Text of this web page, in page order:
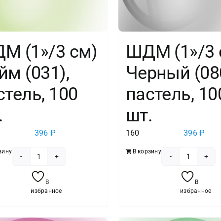
(1»/3 см)
(031),
100
396 ₽
товара
ШДМ
см)
В
избранное
ШДМ (1»/3
Черный
пастель,
шт.
160 396₽
В корзину
товара
ШДМ
см)
В
избранное